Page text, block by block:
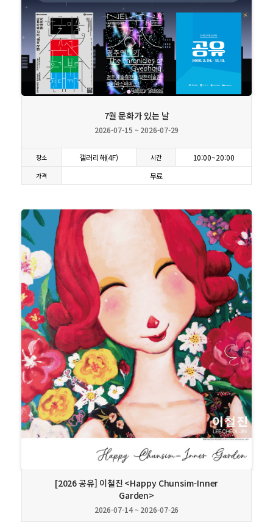
상세보기
7월 문화가 있는 날
2026-07-15 ~ 2026-07-29
장소 갤러리해(4F) 시간 10:00~20:00
가격 무료
상세보기
[2026 공유] 이철진 <Happy Chunsim-Inner
Garden>
2026-07-14 ~ 2026-07-26